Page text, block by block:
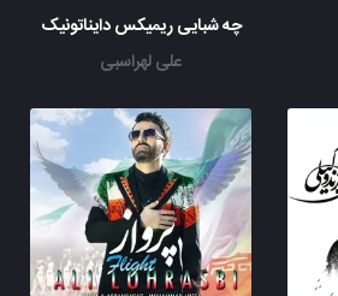
چه شبایی ریمیکس دایناتونیک
علی لهراسبی